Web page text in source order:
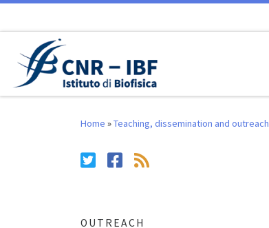
Home »Teaching, dissemination and outreach
OUTREACH